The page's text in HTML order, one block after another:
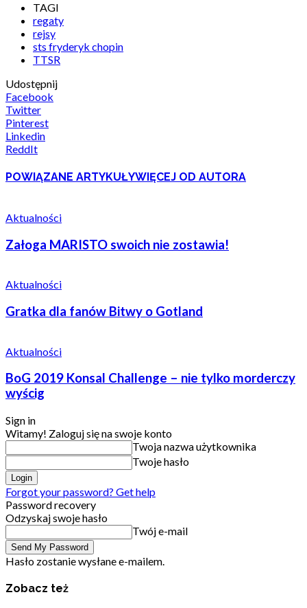
TAGI
regaty
rejsy
sts fryderyk chopin
TTSR
Udostępnij
Facebook
Twitter
Pinterest
Linkedin
ReddIt
POWIĄZANE ARTYKUŁYWIĘCEJ OD AUTORA
Aktualności
Załoga MARISTO swoich nie zostawia!
Aktualności
Gratka dla fanów Bitwy o Gotland
Aktualności
BoG 2019 Konsal Challenge – nie tylko morderczy
wyścig
Sign in
Witamy! Zaloguj się na swoje konto
Twoja nazwa użytkownika
Twoje hasło
Forgot your password? Get help
Password recovery
Odzyskaj swoje hasło
Twój e-mail
Hasło zostanie wysłane e-mailem.
Zobacz też